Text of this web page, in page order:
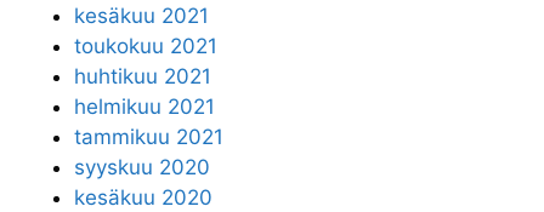
kesäkuu 2021
toukokuu 2021
huhtikuu 2021
helmikuu 2021
tammikuu 2021
syyskuu 2020
kesäkuu 2020